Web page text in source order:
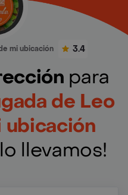
mi ubicación 3.4
para
de Leo
ubicación
llevamos!